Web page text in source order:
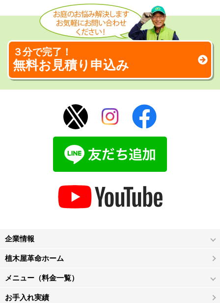
３分で完了！
無料お見積り申込み
企業情報
植木屋革命ホーム
メニュー（料金一覧）
お手入れ実績